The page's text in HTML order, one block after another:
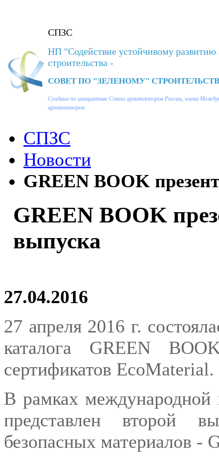
СПЗС
НП "Содействие устойчивому развитию
строительства -
СОВЕТ ПО "ЗЕЛЕНОМУ"
Создано по инициативе Союза архитекторов России, члена
архитекторов
СПЗС
Новости
GREEN BOOK
GREEN BOOK
выпуска
27.04.2016
27 апреля 2016 г.
каталога GREEN
сертификатов EcoMaterial.
В рамках
представлен второй
безопасных материалов -